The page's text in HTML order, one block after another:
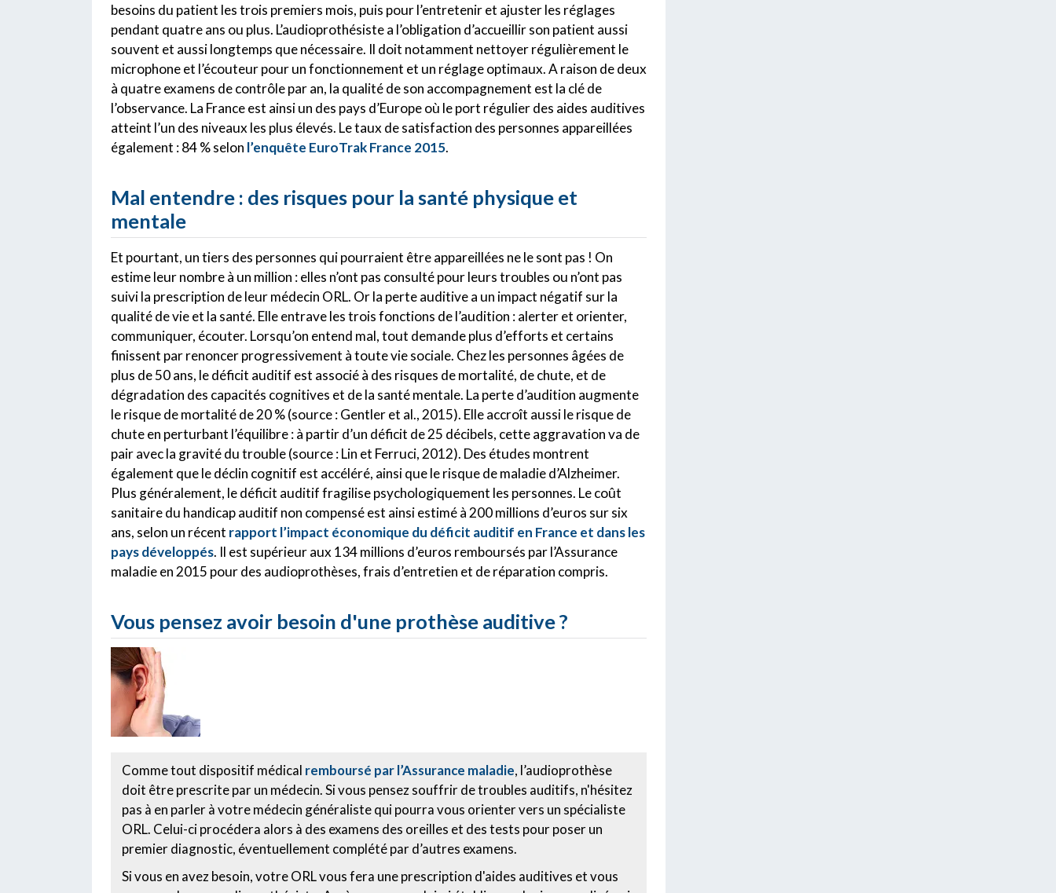
besoins du patient les trois premiers mois, puis pour l’entretenir et ajuster les réglages
pendant quatre ans ou plus. L’audioprothésiste a l’obligation d’accueillir son patient aussi
souvent et aussi longtemps que nécessaire. Il doit notamment nettoyer régulièrement le
microphone et l’écouteur pour un fonctionnement et un réglage optimaux. A raison de deux
à quatre examens de contrôle par an, la qualité de son accompagnement est la clé de
l’observance. La France est ainsi un des pays d’Europe où le port régulier des aides auditives
atteint l’un des niveaux les plus élevés. Le taux de satisfaction des personnes appareillées
également : 84 % selon l’enquête EuroTrak France 2015.
Mal entendre : des risques pour la santé physique et
mentale
Et pourtant, un tiers des personnes qui pourraient être appareillées ne le sont pas ! On
estime leur nombre à un million : elles n’ont pas consulté pour leurs troubles ou n’ont pas
suivi la prescription de leur médecin ORL. Or la perte auditive a un impact négatif sur la
qualité de vie et la santé. Elle entrave les trois fonctions de l’audition : alerter et orienter,
communiquer, écouter. Lorsqu’on entend mal, tout demande plus d’efforts et certains
finissent par renoncer progressivement à toute vie sociale. Chez les personnes âgées de
plus de 50 ans, le déficit auditif est associé à des risques de mortalité, de chute, et de
dégradation des capacités cognitives et de la santé mentale. La perte d’audition augmente
le risque de mortalité de 20 % (source : Gentler et al., 2015). Elle accroît aussi le risque de
chute en perturbant l’équilibre : à partir d’un déficit de 25 décibels, cette aggravation va de
pair avec la gravité du trouble (source : Lin et Ferruci, 2012). Des études montrent
également que le déclin cognitif est accéléré, ainsi que le risque de maladie d’Alzheimer.
Plus généralement, le déficit auditif fragilise psychologiquement les personnes. Le coût
sanitaire du handicap auditif non compensé est ainsi estimé à 200 millions d’euros sur six
ans, selon un récent rapport l’impact économique du déficit auditif en France et dans les
pays développés. Il est supérieur aux 134 millions d’euros remboursés par l’Assurance
maladie en 2015 pour des audioprothèses, frais d’entretien et de réparation compris.
Vous pensez avoir besoin d'une prothèse auditive ?
Comme tout dispositif médical remboursé par l’Assurance maladie, l’audioprothèse
doit être prescrite par un médecin. Si vous pensez souffrir de troubles auditifs, n'hésitez
pas à en parler à votre médecin généraliste qui pourra vous orienter vers un spécialiste
ORL. Celui-ci procédera alors à des examens des oreilles et des tests pour poser un
premier diagnostic, éventuellement complété par d’autres examens.
Si vous en avez besoin, votre ORL vous fera une prescription d'aides auditives et vous